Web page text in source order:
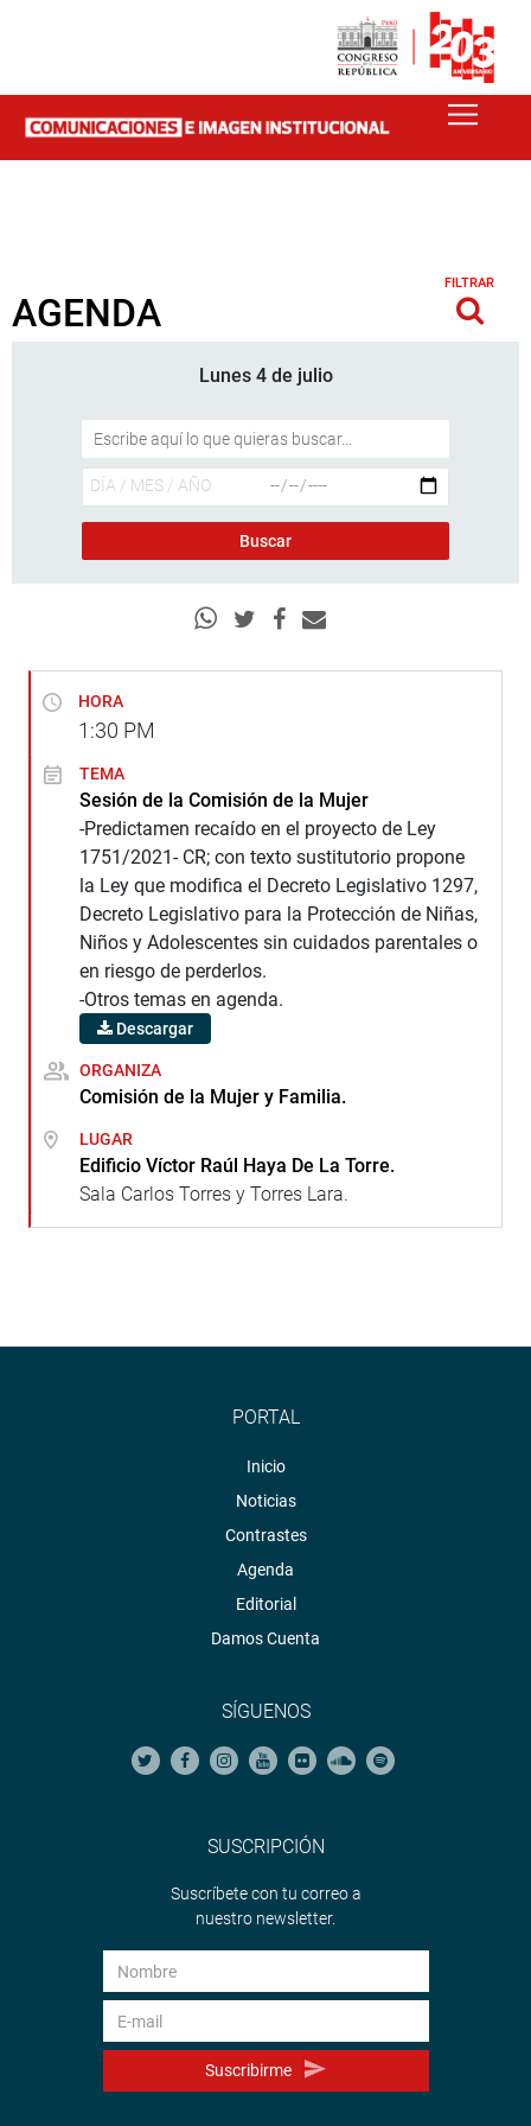
AGENDA
FILTRAR
Lunes 4 de julio
HORA
1:30 PM
TEMA
Sesión de la Comisión de la Mujer
-Predictamen recaído en el proyecto de Ley
1751/2021- CR; con texto sustitutorio propone
la Ley que modifica el Decreto Legislativo 1297,
Decreto Legislativo para la Protección de Niñas,
Niños y Adolescentes sin cuidados parentales o
en riesgo de perderlos.
-Otros temas en agenda.
Descargar
ORGANIZA
Comisión de la Mujer y Familia.
LUGAR
Edificio Víctor Raúl Haya De La Torre.
Sala Carlos Torres y Torres Lara.
PORTAL
Inicio
Noticias
Contrastes
Agenda
Editorial
Damos Cuenta
SÍGUENOS
SUSCRIPCIÓN
Suscríbete con tu correo a
nuestro newsletter.
Suscribirme